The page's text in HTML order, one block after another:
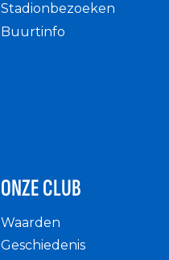
Stadionbezoeken
Buurtinfo
ONZE CLUB
Waarden
Geschiedenis